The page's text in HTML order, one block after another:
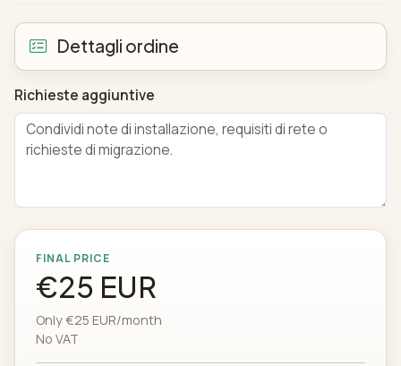
Dettagli ordine
Richieste aggiuntive
FINAL PRICE
€25 EUR
Only €25 EUR/month
No VAT